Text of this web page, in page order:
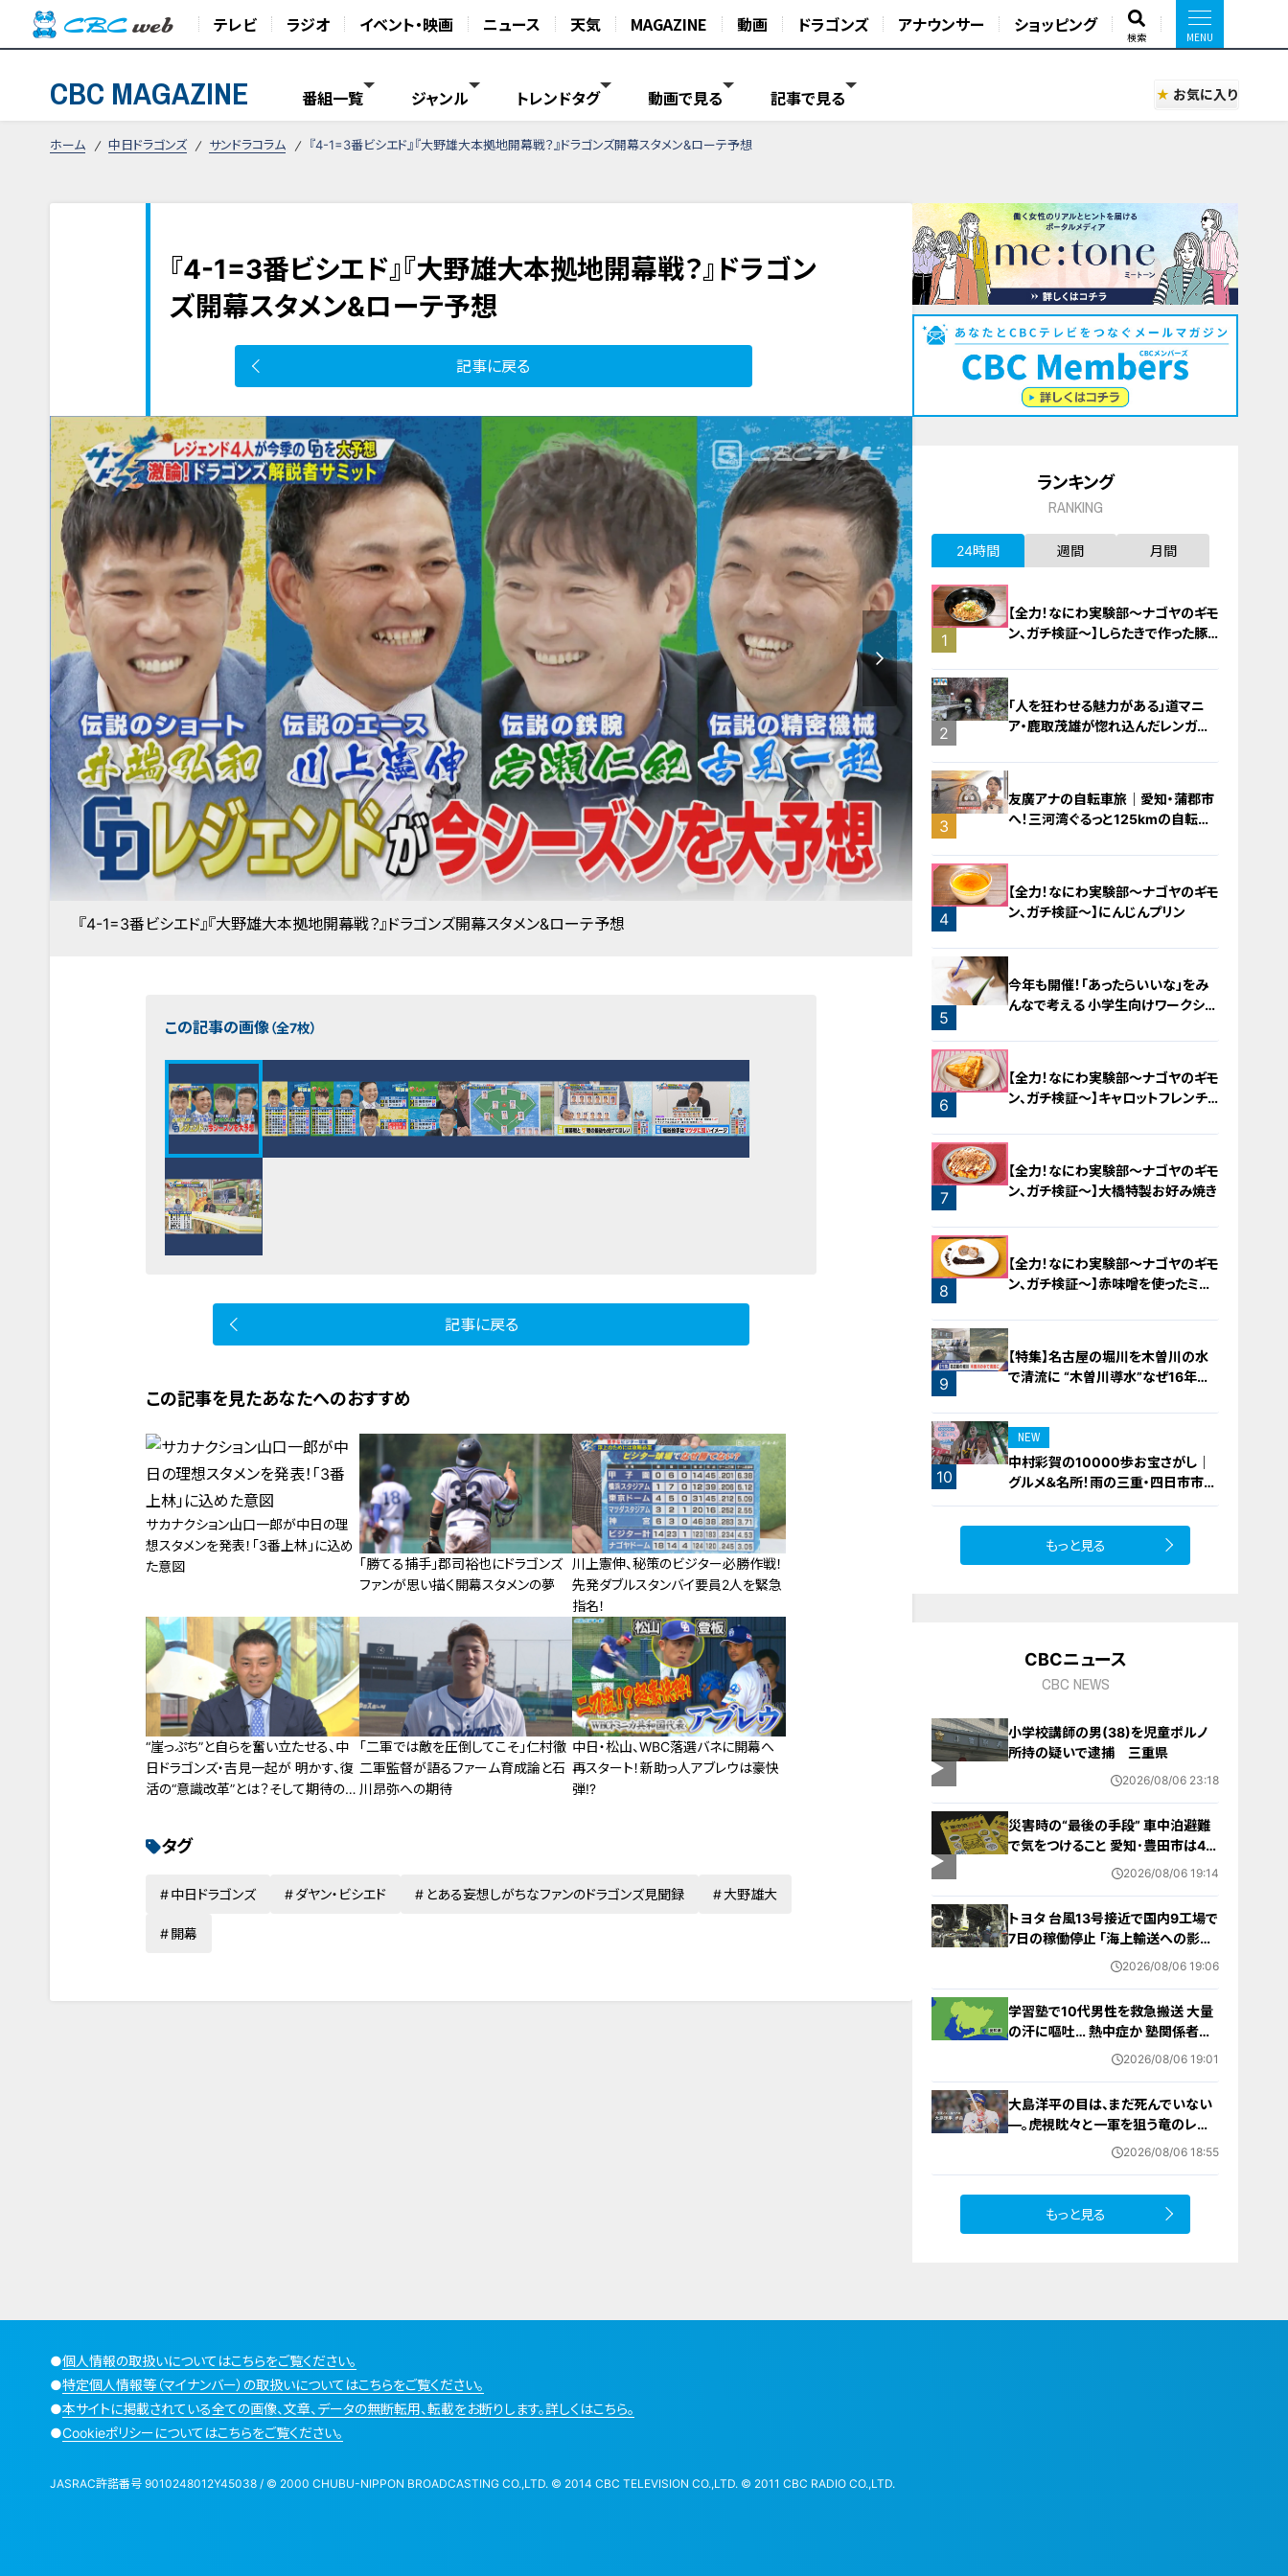
テレビ ラジオ イベント・映画 ニュース 天気 MAGAZINE 動画 ドラゴンズ アナウンサー ショッピング
検索
CBC MAGAZINE 番組一覧 ジャンル トレンドタグ 動画で見る 記事で見る お気に入り
ホーム 中日ドラゴンズ サンドラコラム 『4-1=3番ビシエド』『大野雄大本拠地開幕戦？』ドラゴンズ開幕スタメン&ローテ予想
『4-1=3番ビシエド』『大野雄大本拠地開幕戦？』ドラゴン
ズ開幕スタメン&ローテ予想
記事に戻る
『4-1=3番ビシエド』『大野雄大本拠地開幕戦？』ドラゴンズ開幕スタメン&ローテ予想
この記事の画像（全7枚）
記事に戻る
この記事を見たあなたへのおすすめ
サカナクション山口一郎が中日の理
想スタメンを発表！「3番上林」に込め
た意図
「勝てる捕手」郡司裕也にドラゴンズ
ファンが思い描く開幕スタメンの夢
川上憲伸、秘策のビジター必勝作戦！
先発ダブルスタンバイ要員2人を緊急
指名！
“崖っぷち”と自らを奮い立たせる、中
日ドラゴンズ・吉見一起が 明かす、復
活の“意識改革”とは？そして期待の若
「二軍では敵を圧倒してこそ」仁村徹
二軍監督が語るファーム育成論と石
川昂弥への期待
中日・松山、WBC落選バネに開幕へ
再スタート！新助っ人アブレウは豪快
弾⁉
タグ
中日ドラゴンズ ダヤン・ビシエド とある妄想しがちなファンのドラゴンズ見聞録 大野雄大
開幕
ランキング
RANKING
24時間 週間 月間
1
【全力！なにわ実験部～ナゴヤのギモ
ン、ガチ検証～】しらたきで作った豚
2
「人を狂わせる魅力がある」道マニ
ア・鹿取茂雄が惚れ込んだレンガの
3
友廣アナの自転車旅｜愛知・蒲郡市
へ！三河湾ぐるっと125kmの自転車
4
【全力！なにわ実験部～ナゴヤのギモ
ン、ガチ検証～】にんじんプリン
5
今年も開催！「あったらいいな」をみ
んなで考える 小学生向けワークショ
6
【全力！なにわ実験部～ナゴヤのギモ
ン、ガチ検証～】キャロットフレンチ
7
【全力！なにわ実験部～ナゴヤのギモ
ン、ガチ検証～】大橋特製お好み焼き
8
【全力！なにわ実験部～ナゴヤのギモ
ン、ガチ検証～】赤味噌を使ったミル
9
【特集】名古屋の堀川を木曽川の水
で清流に “木曽川導水”なぜ16年ぶ
10
NEW
中村彩賀の10000歩お宝さがし｜
グルメ＆名所！雨の三重・四日市市で
お宝探し【チャント！特集】
もっと見る
CBCニュース
CBC NEWS
小学校講師の男(38)を児童ポルノ
所持の疑いで逮捕 三重県
2026/08/06 23:18
災害時の“最後の手段” 車中泊避難
で気をつけること 愛知･豊田市は4年
前からマニュアル作成 最悪の場合2026/08/06 19:14
トヨタ 台風13号接近で国内9工場で
7日の稼働停止 ｢海上輸送への影響
を踏まえ判断｣ 夏季連休明けの17日
2026/08/06 19:06
学習塾で10代男性を救急搬送 大量
の汗に嘔吐… 熱中症か 塾関係者が
消防に通報 名古屋 2026/08/06 19:01
大島洋平の目は、まだ死んでいない
―。虎視眈々と一軍を狙う竜のレジ
ェンドが明かした現状とドラゴンズ
2026/08/06 18:55
もっと見る
●個人情報の取扱いについてはこちらをご覧ください。
●特定個人情報等（マイナンバー）の取扱いについてはこちらをご覧ください。
●本サイトに掲載されている全ての画像、文章、データの無断転用、転載をお断りします。詳しくはこちら。
●Cookieポリシーについてはこちらをご覧ください。
JASRAC許諾番号 9010248012Y45038 / © 2000 CHUBU-NIPPON BROADCASTING CO.,LTD. © 2014 CBC TELEVISION CO.,LTD. © 2011 CBC RADIO CO.,LTD.